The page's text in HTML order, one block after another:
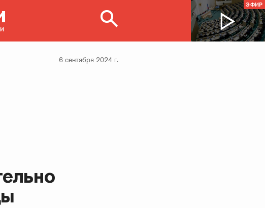
ЭФИР
6 сентября 2024 г.